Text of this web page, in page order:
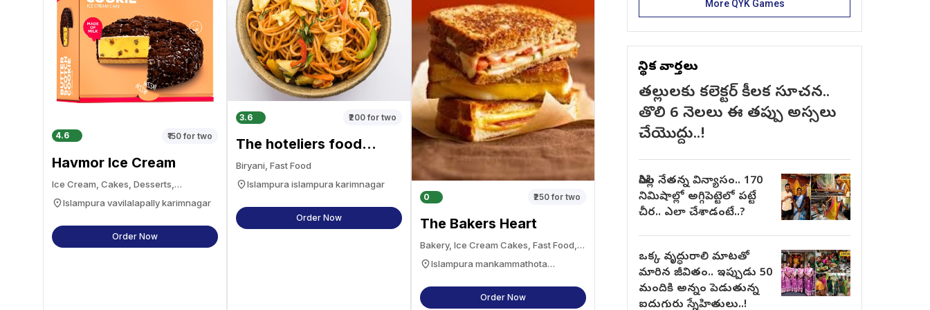
4.6 ₹150for two
Havmor Ice Cream
Ice Cream, Cakes, Desserts,
Islampura vavilalapally karimnagar
Order Now
3.6 ₹200for two
The hoteliers food
court
Biryani, Fast Food
Islampura islampura karimnagar
Order Now
0 ₹250for two
The Bakers Heart
Bakery, Ice Cream Cakes, Fast Food,
Burgers, Cafe
Islampura mankammathota
Order Now
More QYK Games
స్థానిక వార్తలు
తల్లులకు కలెక్టర్ కీలక సూచన..
తొలి 6 నెలలు ఈ తప్పు అస్సలు
చేయొద్దు..!
సిరిసిల్ల నేతన్న విన్యాసం.. 170
నిమిషాల్లో అగ్గిపెట్టెలో పట్టే
చీర.. ఎలా చేశాడంటే..?
ఒక్క వృద్ధురాలి మాటతో
మారిన జీవితం.. ఇప్పుడు 50
మందికి అన్నం పెడుతున్న
ఐదుగురు స్నేహితులు..!